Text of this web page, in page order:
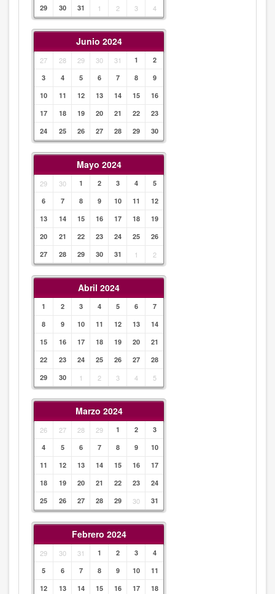
29
30 31 1 2 3 4
Junio 2024
27 28 29 30 31 1
2
3
4 5 6 7 8
9
10
11 12 13 14 15
16
17
18 19 20 21 22
23
24
25 26 27 28 29 30
Mayo 2024
29 30 1 2 3 4
5
6
7 8 9 10 11
12
13
14 15 16 17 18
19
20
21 22 23 24 25
26
27
28 29 30 31 1 2
Abril 2024
1 2 3 4 5 6
7
8
9 10 11 12 13
14
15
16 17 18 19 20
21
22
23 24 25 26 27
28
29
30 1 2 3 4 5
Marzo 2024
26 27 28 29 1 2
3
4
5 6 7 8 9
10
11
12 13 14 15 16
17
18
19 20 21 22 23
24
25
26 27 28 29 30 31
Febrero 2024
29 30 31 1 2 3
4
5
6 7 8 9 10
11
12
13 14 15 16 17
18